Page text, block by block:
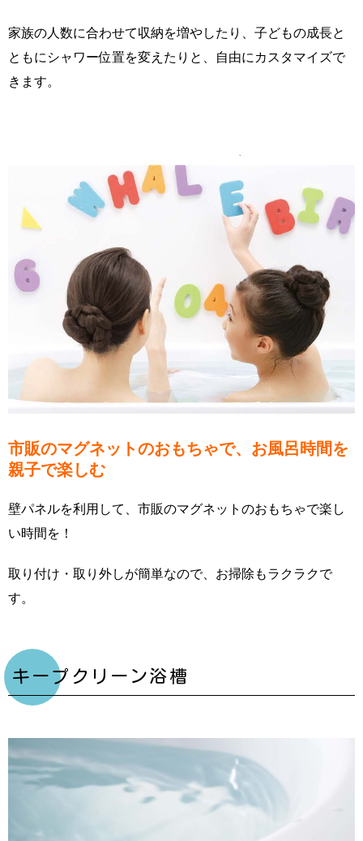
家族の人数に合わせて収納を増やしたり、子どもの成長と
ともにシャワー位置を変えたりと、自由にカスタマイズで
きます。
市販のマグネットのおもちゃで、お風呂時間を
親子で楽しむ
壁パネルを利用して、市販のマグネットのおもちゃで楽し
い時間を！
取り付け・取り外しが簡単なので、お掃除もラクラクで
す。
キープクリーン浴槽